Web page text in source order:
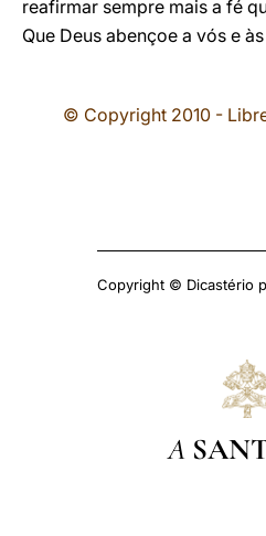
reafirmar sempre mais a fé
Que Deus abençoe a vós e
© Copyright 2010 -
Copyright © Dicastério
A